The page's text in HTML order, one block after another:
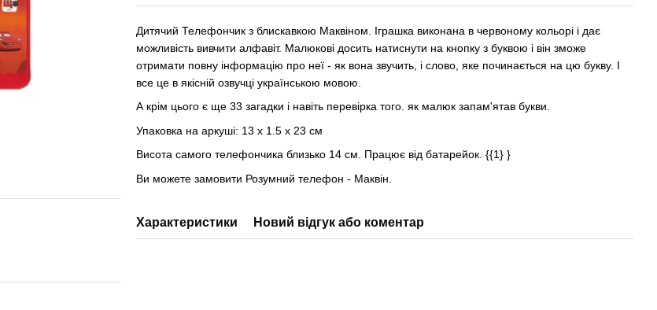
Дитячий Телефончик з блискавкою Маквіном. Іграшка виконана в червоному кольорі і дає
можливість вивчити алфавіт. Малюкові досить натиснути на кнопку з буквою і він зможе
отримати повну інформацію про неї - як вона звучить, і слово, яке починається на цю букву. І
все це в якісній озвучці українською мовою.
А крім цього є ще 33 загадки і навіть перевірка того. як малюк запам'ятав букви.
Упаковка на аркуші: 13 x 1.5 x 23 см
Висота самого телефончика близько 14 см. Працює від батарейок. {{1} }
Ви можете замовити Розумний телефон - Маквін.
Характеристики Новий відгук або коментар